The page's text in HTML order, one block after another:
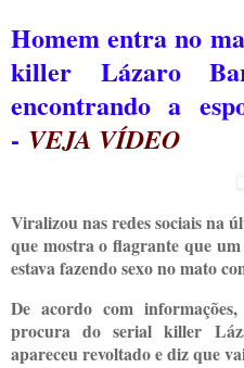
Homem entra no
killer Lázaro
encontrando a
- VEJA VÍDEO
Viralizou nas redes sociais na
que mostra o flagrante que
estava fazendo sexo no mato
De acordo com
procura do serial killer
apareceu revoltado e diz que